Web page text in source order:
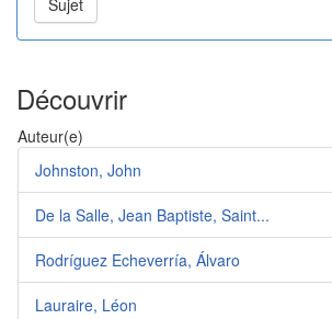
Découvrir
Auteur(e)
Johnston, John
De la Salle, Jean Baptiste, Saint...
Rodríguez Echeverría, Álvaro
Lauraire, Léon